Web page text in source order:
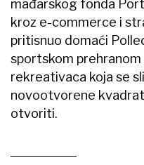
mađarskog fonda
kroz e-commerce i
pritisnuo domaći
sportskom
rekreativaca koja se
novootvorene
otvoriti.